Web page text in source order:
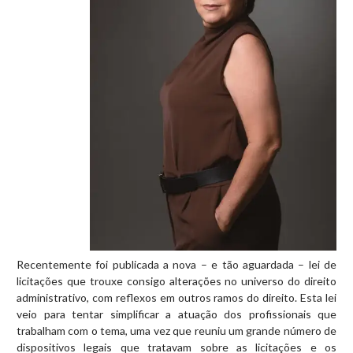
Recentemente foi publicada a nova – e tão aguardada – lei de
licitações que trouxe consigo alterações no universo do direito
administrativo, com reflexos em outros ramos do direito. Esta lei
veio para tentar simplificar a atuação dos profissionais que
trabalham com o tema, uma vez que reuniu um grande número de
dispositivos legais que tratavam sobre as licitações e os